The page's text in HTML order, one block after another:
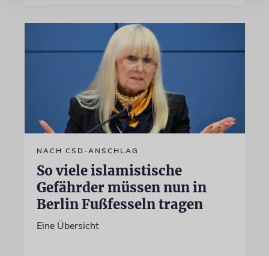
NACH CSD-ANSCHLAG
So viele islamistische
Gefährder müssen nun in
Berlin Fußfesseln tragen
Eine Übersicht